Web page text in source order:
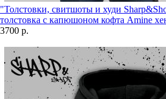
"Толстовки, свитшоты и худи
толстовка с капюшоном кофта Amine
3700 р.